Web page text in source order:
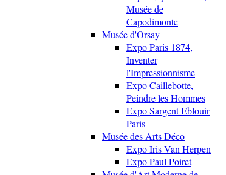
Musée de
Capodimonte
Musée d'Orsay
Expo Paris 1874,
Inventer
l'Impressionnisme
Expo Caillebotte,
Peindre les Hommes
Expo Sargent Eblouir
Paris
Musée des Arts Déco
Expo Iris Van Herpen
Expo Paul Poiret